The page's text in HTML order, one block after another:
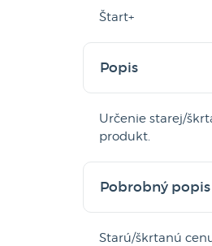
Štart+
Popis
Určenie starej/
produkt.
Pobrobný popis
Starú/škrtanú